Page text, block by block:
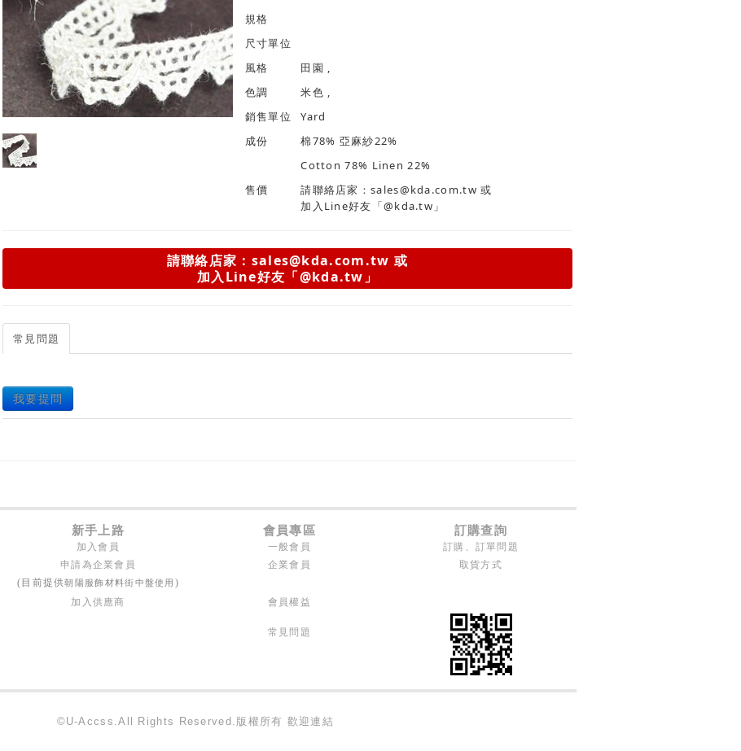
規格
尺寸單位
風格
田園 ,
色調
米色 ,
銷售單位
成份
棉78% 亞麻紗22%
Cotton 78% Linen 22%
售價
請聯絡店家：sales@kda.com.tw或
加入Line好友「@kda.tw」
請聯絡店家：sales@kda.com.tw 或
加入Line好友「@kda.tw」
常見問題
我要提問
新手上路 會員專區 訂購查詢
加入會員 一般會員
訂購、訂單問題
申請為企業會員
(目前提供朝陽服飾材料街中盤使用 )
企業會員 取貨方式
加入供應商 會員權益
常見問題
©U-Accss.All Rights Reserved.版權所有 歡迎連結